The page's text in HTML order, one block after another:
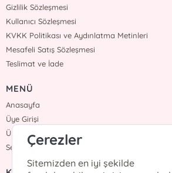
Gizlilik Sözleşmesi
Kullanıcı Sözleşmesi
KVKK Politikası ve Aydınlatma Metinleri
Mesafeli Satış Sözleşmesi
Teslimat ve İade
MENÜ
Anasayfa
Üye Girişi
Üye Ol
SepetimÇerezler
Sitemizden en iyi şekilde